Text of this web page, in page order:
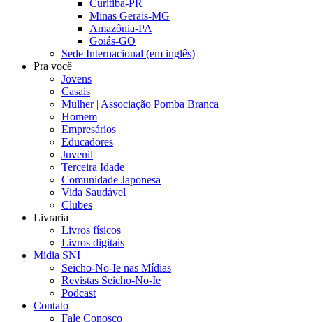
Curitiba-PR
Minas Gerais-MG
Amazônia-PA
Goiás-GO
Sede Internacional (em inglês)
Pra você
Jovens
Casais
Mulher | Associação Pomba Branca
Homem
Empresários
Educadores
Juvenil
Terceira Idade
Comunidade Japonesa
Vida Saudável
Clubes
Livraria
Livros físicos
Livros digitais
Mídia SNI
Seicho-No-Ie nas Mídias
Revistas Seicho-No-Ie
Podcast
Contato
Fale Conosco